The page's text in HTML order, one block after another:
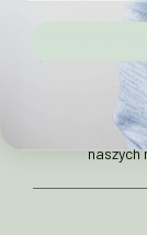
oferujemy
wełny merino
Zdjęcia na
naszych